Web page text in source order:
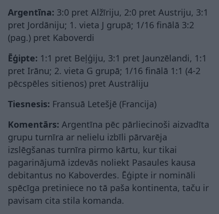
Argentīna: 3:0 pret Alžīriju, 2:0 pret Austriju, 3:1
pret Jordāniju; 1. vieta J grupā; 1/16 finālā 3:2
(pag.) pret Kaboverdi
Ēģipte: 1:1 pret Beļģiju, 3:1 pret Jaunzēlandi, 1:1
pret Irānu; 2. vieta G grupā; 1/16 finālā 1:1 (4-2
pēcspēles sitienos) pret Austrāliju
Tiesnesis: Fransuā Letešjē (Francija)
Komentārs: Argentīna pēc pārliecinoši aizvadīta
grupu turnīra ar nelielu izbīli pārvarēja
izslēgšanas turnīra pirmo kārtu, kur tikai
pagarinājumā izdevās noliekt Pasaules kausa
debitantus no Kaboverdes. Ēģipte ir nomināli
spēcīga pretiniece no tā paša kontinenta, taču ir
pavisam cita stila komanda.